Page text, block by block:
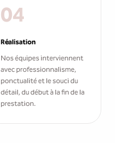
04
Réalisation
Nos équipes interviennent
avec professionnalisme,
ponctualité et le souci du
détail, du début à la fin de la
prestation.